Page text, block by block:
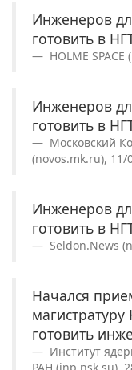
Инженеров
готовить в
HOLME
Инженеров
готовить в
Московский
(novos.mk.ru), 11/
Инженеров
готовить в
Seldon.News
Начался
готовить
Институт